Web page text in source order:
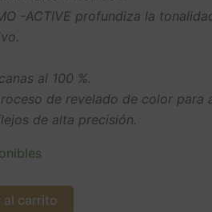
-ACTIVE profundiza la
al 100 %.
de revelado de color para
de alta precisión.
al carrito